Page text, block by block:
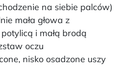
na siebie palców)
mała głowa z
i małą brodą
oczu
nisko osadzone uszy